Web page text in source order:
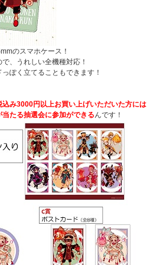
のスマホケース！
、うれしい全機種対応！
ぽく立てることもできます！
込み3000円以上お買い上げいただいた方には
たる抽選会に参加ができるんです！